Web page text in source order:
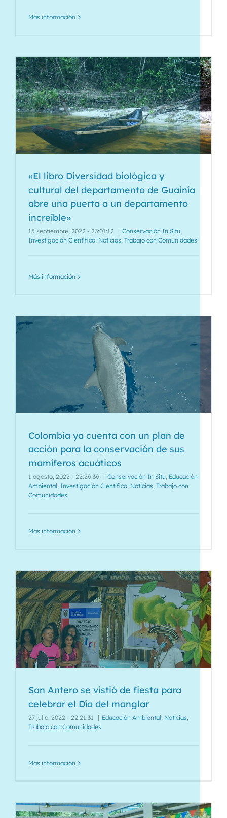
Más información
«El libro Diversidad biológica y
cultural del departamento de Guainía
abre una puerta a un departamento
increíble»
15 septiembre, 2022 - 23:01:12 | Conservación In Situ,
Investigación Científica, Noticias, Trabajo con Comunidades
Más información
Colombia ya cuenta con un plan de
acción para la conservación de sus
mamíferos acuáticos
1 agosto, 2022 - 22:26:36 | Conservación In Situ, Educación
Ambiental, Investigación Científica, Noticias, Trabajo con
Comunidades
Más información
San Antero se vistió de fiesta para
celebrar el Día del manglar
27 julio, 2022 - 22:21:31 | Educación Ambiental, Noticias,
Trabajo con Comunidades
Más información